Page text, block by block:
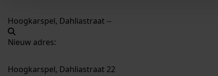
Hoogkarspel, Dahliastraat --
Nieuw adres:
Hoogkarspel, Dahliastraat 22